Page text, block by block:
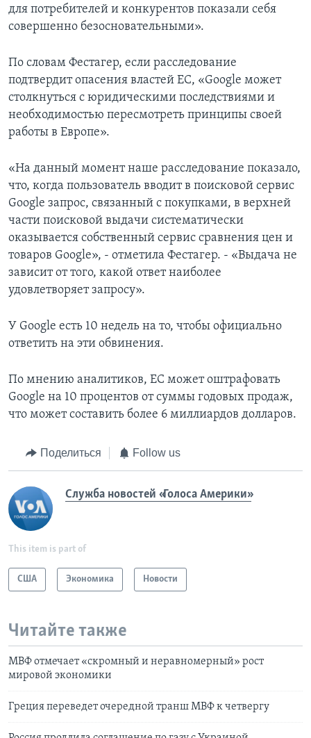
для потребителей и конкурентов показали себя
совершенно безосновательными».
По словам Фестагер, если расследование
подтвердит опасения властей ЕС, «Google может
столкнуться с юридическими последствиями и
необходимостью пересмотреть принципы своей
работы в Европе».
«На данный момент наше расследование показало,
что, когда пользователь вводит в поисковой сервис
Google запрос, связанный с покупками, в верхней
части поисковой выдачи систематически
оказывается собственный сервис сравнения цен и
товаров Google», - отметила Фестагер. - «Выдача не
зависит от того, какой ответ наиболее
удовлетворяет запросу».
У Google есть 10 недель на то, чтобы официально
ответить на эти обвинения.
По мнению аналитиков, ЕС может оштрафовать
Google на 10 процентов от суммы годовых продаж,
что может составить более 6 миллиардов долларов.
Поделиться Follow us
Служба новостей «Голоса Америки»
This item is part of
США Экономика Новости
Читайте также
МВФ отмечает «скромный и неравномерный» рост
мировой экономики
Греция переведет очередной транш МВФ к четвергу